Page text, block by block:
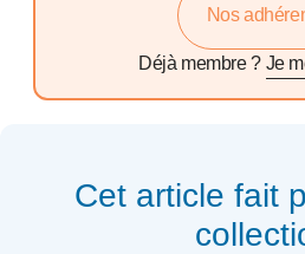
Nos
Déjà membre ? Je
Cet article fait